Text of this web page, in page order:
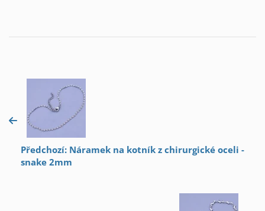
Předchozí: Náramek na kotník z chirurgické oceli -
snake 2mm